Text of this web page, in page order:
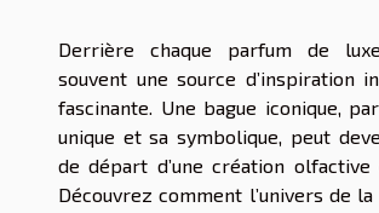
Derrière chaque parfum de
souvent une source d’inspiration
fascinante. Une bague iconique,
unique et sa symbolique, peut
de départ d’une création olfactive
Découvrez comment l’univers de